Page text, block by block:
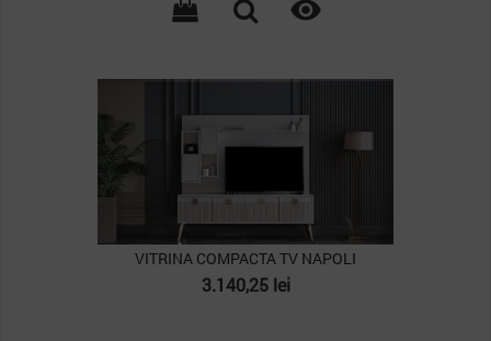

VITRINA COMPACTA TV NAPOLI
Pret
3.140,25 lei